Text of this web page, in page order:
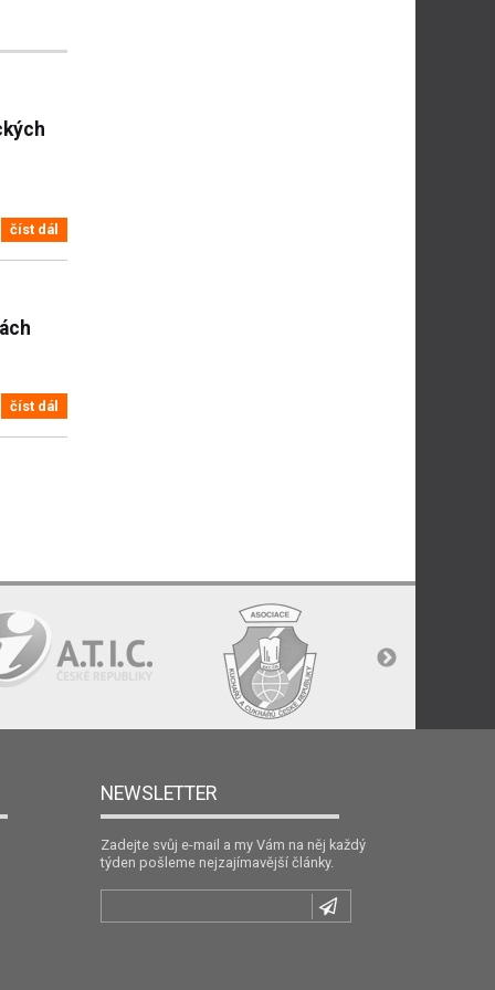
číst dál
číst dál
NEWSLETTER
Zadejte svůj e-mail a my Vám na něj každý
týden pošleme nejzajímavější články.